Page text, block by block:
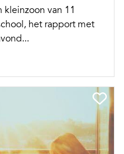
van 11
het rapport met